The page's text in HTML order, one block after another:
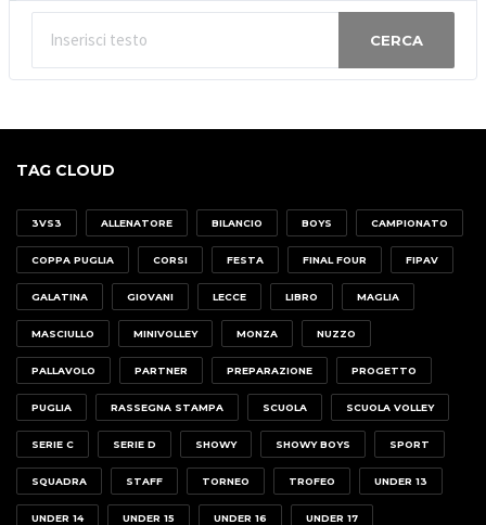
CERCA
TAG CLOUD
3VS3 ALLENATORE BILANCIO BOYS CAMPIONATO
COPPA PUGLIA CORSI FESTA FINAL FOUR FIPAV
GALATINA GIOVANI LECCE LIBRO MAGLIA
MASCIULLO MINIVOLLEY MONZA NUZZO
PALLAVOLO PARTNER PREPARAZIONE PROGETTO
PUGLIA RASSEGNA STAMPA SCUOLA SCUOLA VOLLEY
SERIE C SERIE D SHOWY SHOWY BOYS SPORT
SQUADRA STAFF TORNEO TROFEO UNDER 13
UNDER 14 UNDER 15 UNDER 16 UNDER 17